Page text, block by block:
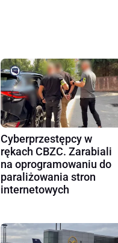
Cyberprzestępcy w
rękach CBZC. Zarabiali
na oprogramowaniu do
paraliżowania stron
internetowych